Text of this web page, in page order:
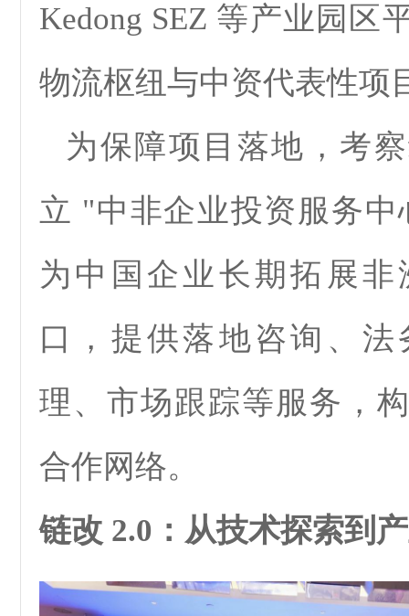
Kedong SEZ 等产业园区
物流枢纽与中资代表性项
为保障项目落地，考
立 "中非企业投资服务
为中国企业长期拓展
口，提供落地咨询、
理、市场跟踪等服务，
合作网络。
链改 2.0：从技术探索到